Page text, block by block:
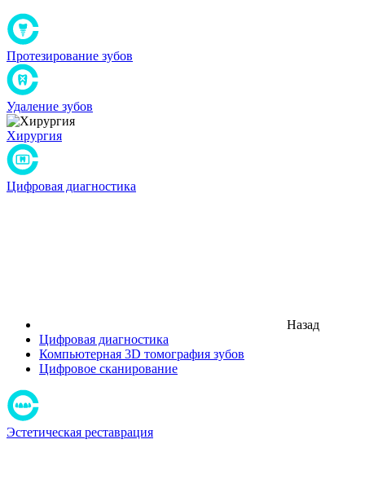
Протезирование зубов
Удаление зубов
Хирургия
Цифровая диагностика
Назад
Цифровая диагностика
Компьютерная 3D томография зубов
Цифровое сканирование
Эстетическая реставрация